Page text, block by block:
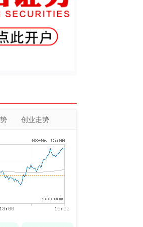
创业走势